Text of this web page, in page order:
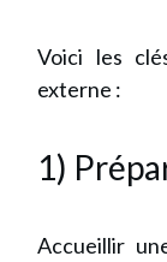
Voici les
externe :
1)
Accueillir